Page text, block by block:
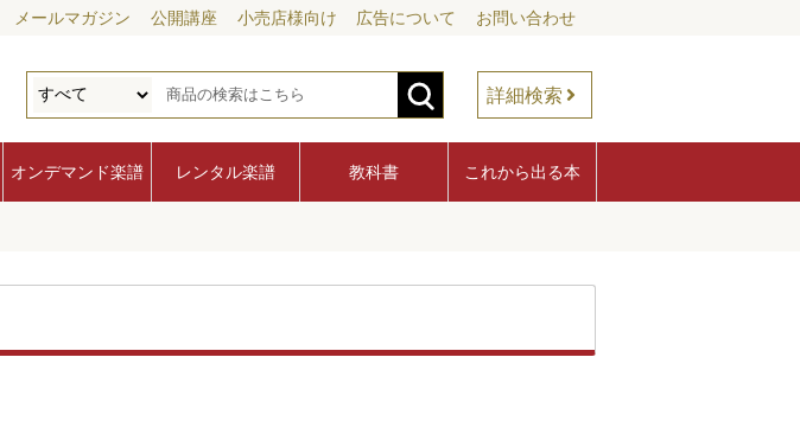
メールマガジン 公開講座 小売店様向け 広告について お問い合わせ
詳細検索
オンデマンド楽譜 レンタル楽譜 教科書 これから出る本